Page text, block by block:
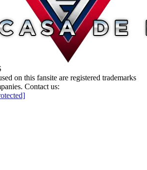
on this fansite are registered trademarks
Contact us: